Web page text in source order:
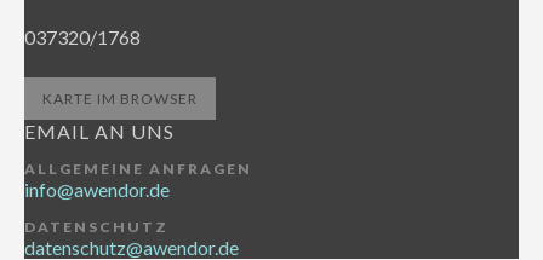
037320/1768
KARTE IM BROWSER
EMAIL AN UNS
ALLGEMEINE ANFRAGEN
info@awendor.de
DATENSCHUTZ
datenschutz@awendor.de